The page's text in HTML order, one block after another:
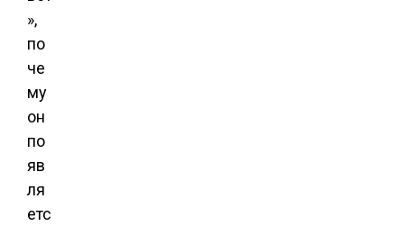
»,
по
че
му
он
по
яв
ля
етс